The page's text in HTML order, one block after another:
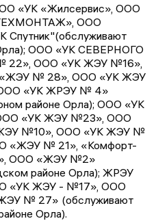
«УК «Жилсервис», ООО
ООО
ООО «УК СЕВЕРНОГО
ООО «УК ЖЭУ №16»,
№ 28», ООО «УК ЖЭУ
«УК ЖРЭУ № 4»
районе Орла); ООО «УК
«УК ЖЭУ №23», ООО
№10», ООО «УК ЖЭУ №
«ЖЭУ № 21», «Комфорт-
ООО «ЖЭУ №2»
районе Орла); ЖРЭУ
«УК ЖЭУ - №17», ООО
№ 27» (обслуживают
Орла).